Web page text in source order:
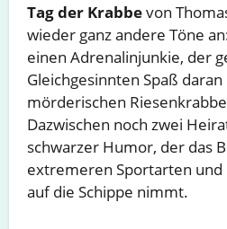
Tag der Krabbevon
wieder ganz andere Töne
einen Adrenalinjunkie, der
Gleichgesinnten Spaß
mörderischen
Dazwischen noch zwei
schwarzer Humor, der das
extremeren Sportarten und
auf die Schippe nimmt.